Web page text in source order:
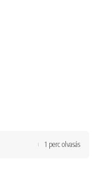
1 perc olvasás